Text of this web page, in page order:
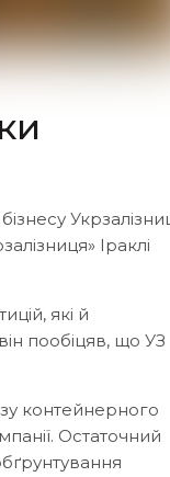
Іраклі
які й
пообіцяв, що УЗ
контейнерного
Остаточний